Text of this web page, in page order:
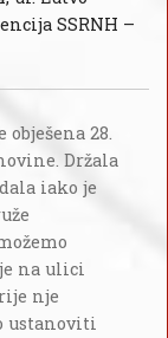
SSRNH –
28.
Držala
iako je
na ulici
nje
ustanoviti